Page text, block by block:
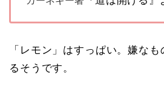
「レモン」はすっぱい。嫌な
るそうです。